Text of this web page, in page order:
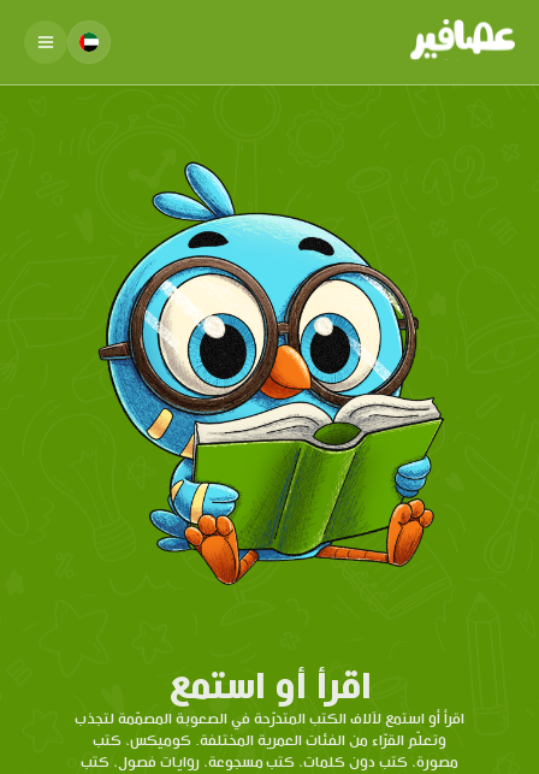
اقرأ أو استمع
اقرأ أو استمع لآلاف الكتب المتدرّحة في الصعوبة المصمّمة لتجذب
وتعلّم القرّاء من الفئات العمرية المختلفة. كوميكس، كتب
مصورة، كتب دون كلمات، كتب مسجوعة، روايات فصول، كتب